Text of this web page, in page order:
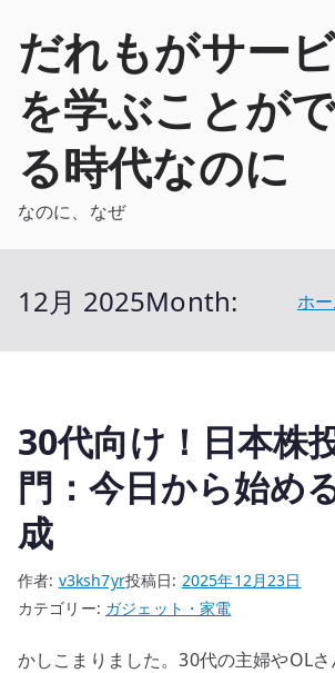
だれもがサー
を学ぶことが
る時代なのに
なのに、なぜ
12月 2025Month: ホ
30代向け！日本株
門：今日から始め
成
作者: v3ksh7yr投稿日: 2025年12月23日
カテゴリー: ガジェット・家電
かしこまりました。30代の主婦やOL